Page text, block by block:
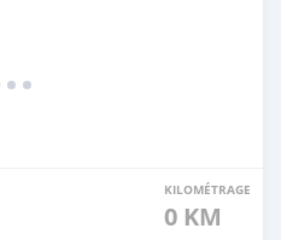
KILOMÉTRAGE
0 KM